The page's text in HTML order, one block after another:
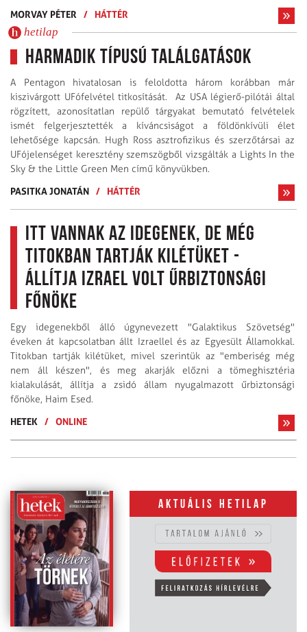
MORVAY PÉTER
/ HÁTTÉR
hetilap
Harmadik típusú találgatások
A Pentagon hivatalosan is feloldotta három korábban már
kiszivárgott UFófelvétel titkosítását. Az USA légierő-pilótái által
rögzített, azonosítatlan repülő tárgyakat bemutató felvételek
ismét felgerjesztették a kíváncsiságot a földönkívüli élet
lehetősége kapcsán. Hugh Ross asztrofizikus és szerzőtársai az
UFójelenséget keresztény szemszögből vizsgálták a Lights In the
Sky & the Little Green Men című könyvükben.
PASITKA JONATÁN / HÁTTÉR
Itt vannak az idegenek, de még
titokban tartják kilétüket -
állítja Izrael volt űrbiztonsági
főnöke
Egy idegenekből álló úgynevezett "Galaktikus Szövetség"
éveken át kapcsolatban állt Izraellel és az Egyesült Államokkal.
Titokban tartják kilétüket, mivel szerintük az "emberiség még
nem áll készen", és meg akarják előzni a tömeghisztéria
kialakulását, állítja a zsidó állam nyugalmazott űrbiztonsági
főnöke, Haim Esed.
HETEK
/ ONLINE
Aktuális hetilap